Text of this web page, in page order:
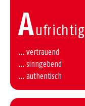
Aufrichtig
... vertrauend
... sinngebend
... authentisch